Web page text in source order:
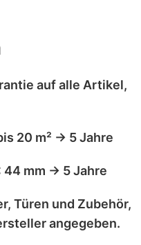
auf alle Artikel,
20 m² → 5 Jahre
44 mm → 5 Jahre
Türen und Zubehör,
angegeben.